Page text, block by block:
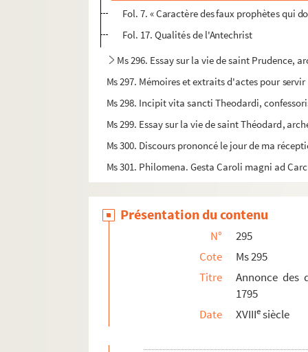
Fol. 7. « Caractère des faux prophètes qui
Fol. 17. Qualités de l'Antechrist
Ms 296. Essay sur la vie de saint Prudence,
Ms 297. Mémoires et extraits d'actes pour
Ms 298. Incipit vita sancti Theodardi,
Ms 299. Essay sur la vie de saint Théodard,
Ms 300. Discours prononcé le jour de ma
Ms 301. Philomena. Gesta Caroli magni ad
Présentation du contenu
N°
295
Cote
Ms 295
Titre
Annonce des
1795
Date
XVIIIesiècle